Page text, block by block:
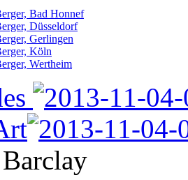
Bad Honnef
Düsseldorf
Gerlingen
Köln
Wertheim